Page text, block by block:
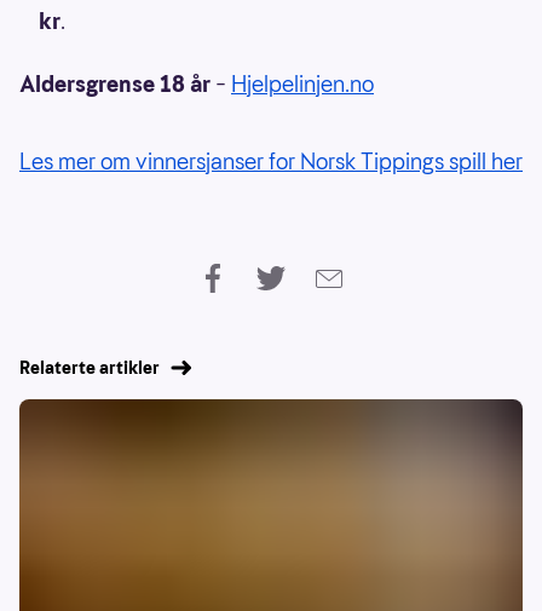
kr.
Aldersgrense 18 år – Hjelpelinjen.no
Les mer om vinnersjanser for Norsk Tippings spill her
Relaterte artikler